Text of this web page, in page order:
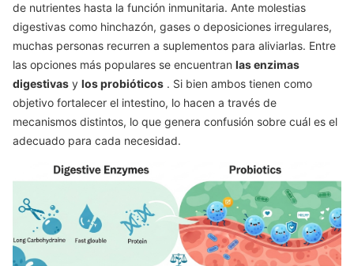
de nutrientes hasta la función inmunitaria. Ante molestias
digestivas como hinchazón, gases o deposiciones irregulares,
muchas personas recurren a suplementos para aliviarlas. Entre
las opciones más populares se encuentran las enzimas
digestivas y los probióticos . Si bien ambos tienen como
objetivo fortalecer el intestino, lo hacen a través de
mecanismos distintos, lo que genera confusión sobre cuál es el
adecuado para cada necesidad.